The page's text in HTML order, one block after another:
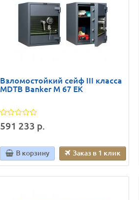
Взломостойкий сейф III класса
MDTB Banker M 67 EK
591 233 р.
В корзину Заказ в 1 клик